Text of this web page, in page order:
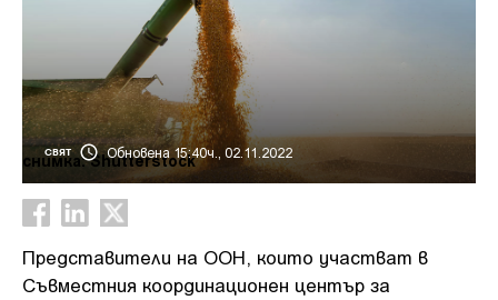
СВЯТ Обновена 15:40ч., 02.11.2022
снимка: Shutterstock
Представители на ООН, които участват в
Съвместния координационен център за